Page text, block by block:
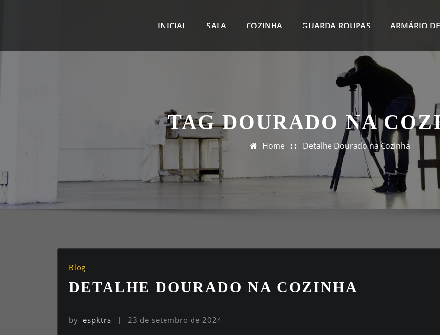
INICIAL SALA COZINHA GUARDA ROUPAS ARMÁRIO
TAG DOURADO NA
Home Detalhe Dourado na Cozinha
Blog
DETALHE DOURADO NA COZINHA
by espktra 23 de setembro de 2024